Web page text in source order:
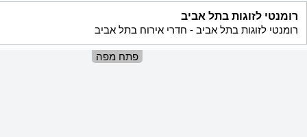
רומנטי לזוגות בתל אביב
רומנטי לזוגות בתל אביב - חדרי אירוח בתל אביב
פתח מפה